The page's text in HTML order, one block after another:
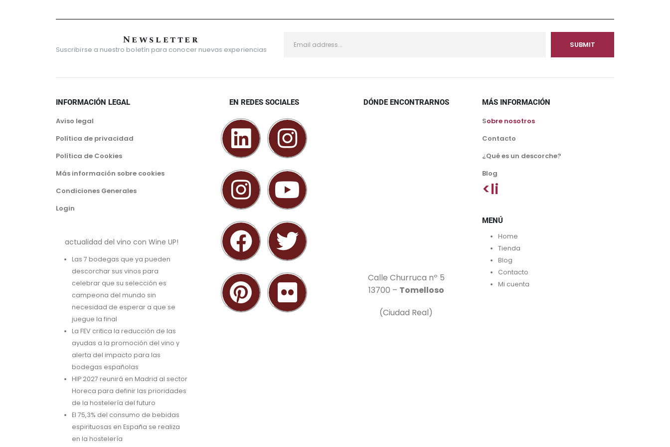
Newsletter
Suscribirse a nuestro boletín para conocer nuevas experiencias
INFORMACIÓN LEGAL
Aviso legal
Política de privacidad
Política de Cookies
Más información sobre cookies
Condiciones Generales
Login
actualidad del vino con Wine UP!
Las 7 bodegas que ya pueden
descorchar sus vinos para
celebrar que su selección es
campeona del mundo sin
necesidad de esperar a que se
juegue la final
La FEV critica la reducción de las
ayudas a la promoción del vino y
alerta del impacto para las
bodegas españolas
HIP 2027 reunirá en Madrid al sector
Horeca para definir las prioridades
de la hostelería del futuro
El 75,3% del consumo de bebidas
espirituosas en España se realiza
en la hostelería
EN REDES SOCIALES DÓNDE ENCONTRARNOS
Calle Churruca nº 5
13700 – Tomelloso
(Ciudad Real)
MÁS INFORMACIÓN
Sobre nosotros
Contacto
¿Qué es un descorche?
Blog
<li
MENÚ
Home
Tienda
Blog
Contacto
Mi cuenta